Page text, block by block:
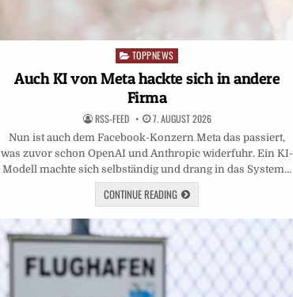
Posted
TOPPNEWS
Auch KI von Meta hackte sich in andere
Firma
RSS-FEED 7. AUGUST 2026
Nun ist auch dem Facebook-Konzern Meta das passiert,
was zuvor schon OpenAI und Anthropic widerfuhr. Ein KI-
Modell machte sich selbständig und drang in das System…
CONTINUE READING